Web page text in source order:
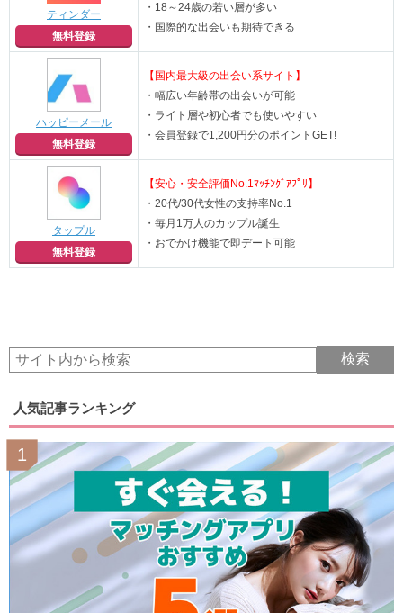
ティンダー
無料登録
・18～24歳の若い層が多い
・国際的な出会いも期待できる
ハッピーメール
無料登録
【国内最大級の出会い系サイト】
・幅広い年齢帯の出会いが可能
・ライト層や初心者でも使いやすい
・会員登録で1,200円分のポイントGET!
タップル
無料登録
【安心・安全評価No.1ﾏｯﾁﾝｸﾞｱﾌﾟﾘ】
・20代/30代女性の支持率No.1
・毎月1万人のカップル誕生
・おでかけ機能で即デート可能
人気記事ランキング